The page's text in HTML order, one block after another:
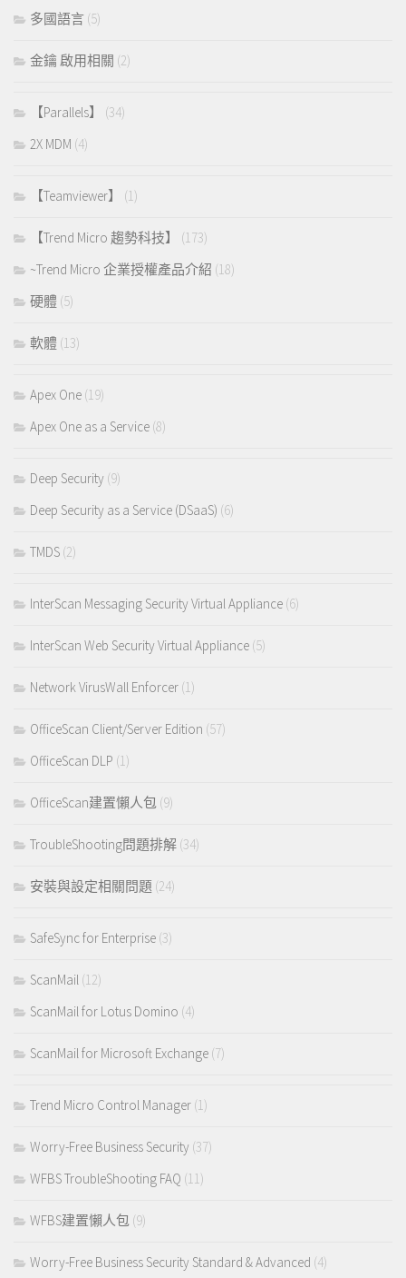
多國語言 (5)
金鑰 啟用相關 (2)
【Parallels】
(34)
2X MDM (4)
【Teamviewer】 (1)
【Trend Micro 趨勢科技】
(173)
~Trend Micro 企業授權產品介紹 (18)
硬體 (5)
軟體 (13)
Apex One (19)
Apex One as a Service (8)
Deep Security (9)
Deep Security as a Service (DSaaS) (6)
TMDS (2)
InterScan Messaging Security Virtual Appliance (6)
InterScan Web Security Virtual Appliance (5)
Network VirusWall Enforcer (1)
OfficeScan Client/Server Edition (57)
OfficeScan DLP (1)
OfficeScan建置懶人包 (9)
TroubleShooting問題排解 (34)
安裝與設定相關問題 (24)
SafeSync for Enterprise (3)
ScanMail (12)
ScanMail for Lotus Domino (4)
ScanMail for Microsoft Exchange (7)
Trend Micro Control Manager (1)
Worry-Free Business Security (37)
WFBS TroubleShooting FAQ (11)
WFBS建置懶人包 (9)
Worry-Free Business Security Standard & Advanced (4)